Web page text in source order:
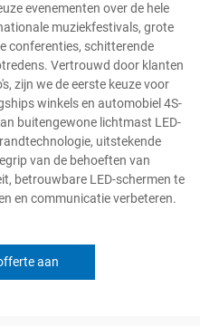
evenementen over de hele
muziekfestivals, grote
conferenties, schitterende
Vertrouwd door klanten
zijn we de eerste keuze voor
winkels en automobiel 4S-
buitengewone lichtmast LED-
uitstekende
van de behoeften van
betrouwbare LED-schermen te
en communicatie verbeteren.
aan